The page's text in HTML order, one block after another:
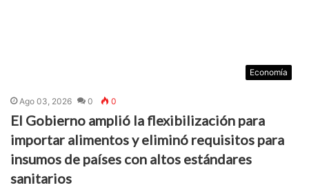
Economía
Ago 03, 2026 0 0
El Gobierno amplió la flexibilización para
importar alimentos y eliminó requisitos para
insumos de países con altos estándares
sanitarios